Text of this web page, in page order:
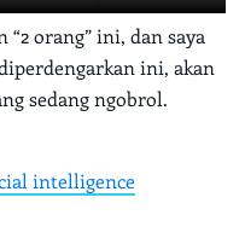
“2 orang” ini, dan saya
ini, akan
sedang ngobrol.
intelligence